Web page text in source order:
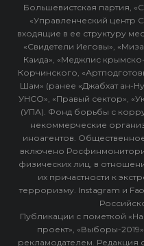
Большевистская партия,
«Управленческий центр
входящие в ее структуру
«Свидетели Иеговы»,
Каида», «Меджлис
Корчинского,
Шам» (ранее «Джабхат ан-
УНСО», «Правый сектор»,
(УПА). Фонд борьбы с
некоммерческие
иноагентов.
включено
физических лиц, в
их причастности к
терроризму. Instagram и
Публикации с пометкой
проект», «Выборы-
рекламодателем. Редакция